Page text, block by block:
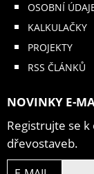
OSOBNÍ
KALKULAČKY
PROJEKTY
RSS ČLÁNKŮ
NOVINKY E-
Registrujte se
dřevostaveb.